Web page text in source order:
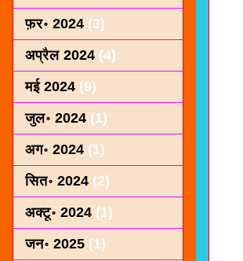
फ़र॰ 2024 (3)
अप्रैल 2024 (4)
मई 2024 (9)
जुल॰ 2024 (1)
अग॰ 2024 (1)
सित॰ 2024 (2)
अक्टू॰ 2024 (1)
जन॰ 2025 (1)